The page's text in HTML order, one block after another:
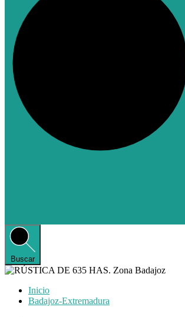
Buscar
Inicio
Badajoz-Extremadura